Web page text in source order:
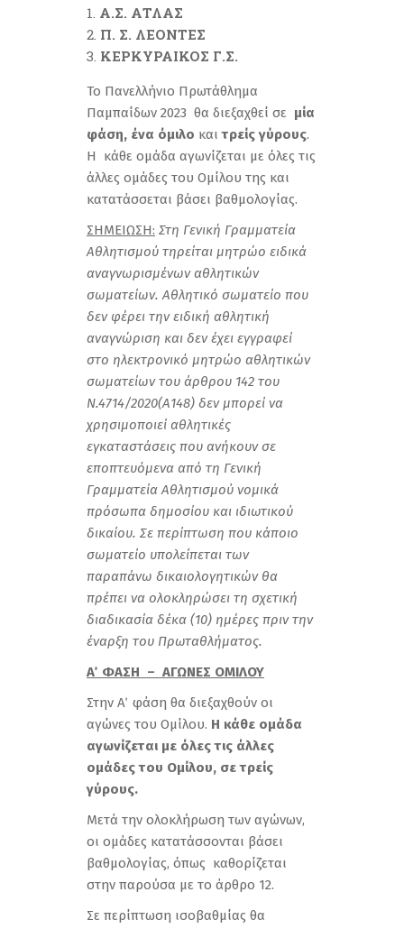
Α.Σ. ΑΤΛΑΣ
Π. Σ. ΛΕΟΝΤΕΣ
ΚΕΡΚΥΡΑΙΚΟΣ Γ.Σ.
Το Πανελλήνιο Πρωτάθλημα
Παμπαίδων 2023 θα διεξαχθεί σε μία
φάση, ένα όμιλο καιτρείς γύρους.
Η κάθε ομάδα αγωνίζεται με όλες τις
άλλες ομάδες του Ομίλου της και
κατατάσσεται βάσει βαθμολογίας.
ΣΗΜΕΙΩΣΗ: Στη Γενική Γραμματεία
Αθλητισμού τηρείται μητρώο ειδικά
αναγνωρισμένων αθλητικών
σωματείων. Αθλητικό σωματείο που
δεν φέρει την ειδική αθλητική
αναγνώριση και δεν έχει εγγραφεί
στο ηλεκτρονικό μητρώο αθλητικών
σωματείων του άρθρου 142 του
Ν.4714/2020(Α148) δεν μπορεί να
χρησιμοποιεί αθλητικές
εγκαταστάσεις που ανήκουν σε
εποπτευόμενα από τη Γενική
Γραμματεία Αθλητισμού νομικά
πρόσωπα δημοσίου και ιδιωτικού
δικαίου. Σε περίπτωση που κάποιο
σωματείο υπολείπεται των
παραπάνω δικαιολογητικών θα
πρέπει να ολοκληρώσει τη σχετική
διαδικασία δέκα (10) ημέρες πριν την
έναρξη του Πρωταθλήματος.
Α΄ ΦΑΣΗ – ΑΓΩΝΕΣ ΟΜΙΛΟΥ
Στην Α΄ φάση θα διεξαχθούν οι
αγώνες του Ομίλου. Η κάθε ομάδα
αγωνίζεται με όλες τις άλλες
ομάδες του Ομίλου, σε τρείς
γύρους.
Μετά την ολοκλήρωση των αγώνων,
οι ομάδες κατατάσσονται βάσει
βαθμολογίας, όπως καθορίζεται
στην παρούσα με το άρθρο 12.
Σε περίπτωση ισοβαθμίας θα